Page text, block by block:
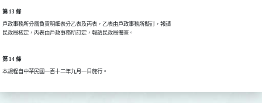
第 13 條
戶政事務所分層負責明細表分乙表及丙表，乙表由戶政事務所擬訂，報請
民政局核定，丙表由戶政事務所訂定，報請民政局備查。
第 14 條
本規程自中華民國一百十二年九月一日施行。